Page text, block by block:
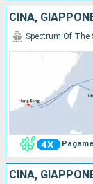
CINA,
Spectrum Of The
CINA,